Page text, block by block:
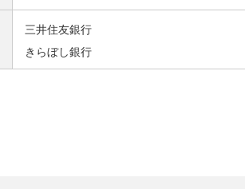
三井住友銀行
きらぼし銀行